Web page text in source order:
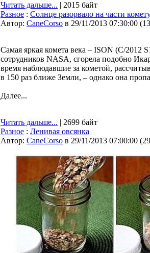
Читать дальше... | 2015 байт
Разное : Солнце разорвало на части
Автор: CaneCorso в 29/11/2013 07:30:00 (
Самая яркая комета века – ISON (C/2012
сотрудников NASA, сгорела подобно
время наблюдавшие за кометой,
в 150 раз ближе Земли, – однако она
Далее...
Читать дальше... | 2699 байт
Разное : Ленивая овсянка
Автор: CaneCorso в 29/11/2013 07:00:00 (